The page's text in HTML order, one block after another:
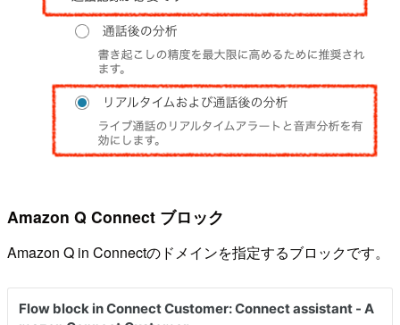
Amazon Q Connect ブロック
Amazon Q in Connectのドメインを指定するブロックです。